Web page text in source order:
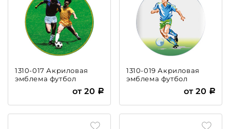
1310-017 Акриловая
эмблема футбол
от 20
1310-019 Акриловая
эмблема футбол
от 20